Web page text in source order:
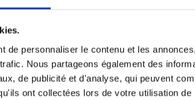
de personnaliser le contenu et les
Nous partageons également des
de publicité et d'analyse, qui peuvent
ont collectées lors de votre utilisation
The Double-
Dominic Rossi
Couverture souple
2025